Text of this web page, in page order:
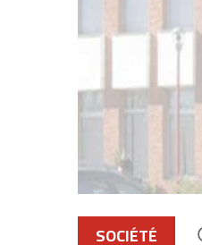
SOCIÉTÉ